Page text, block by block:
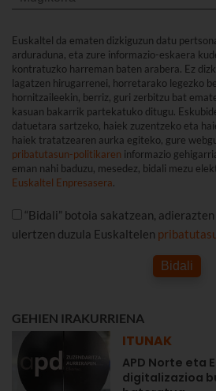
Euskaltel da ematen dizkiguzun datu
arduraduna, eta zure informazio-eskaera
kontratuzko harreman baten arabera. Ez
lagatzen hirugarrenei, horretarako legezko
hornitzaileekin, berriz, guri zerbitzu bat
kasuan bakarrik partekatuko ditugu.
datuetara sartzeko, haiek zuzentzeko eta
haiek tratatzearen aurka egiteko, gure
pribatutasun-politikaren informazio
eman nahi baduzu, mesedez, bidali mezu
Euskaltel Enpresasera.
“Bidali” botoia sakatzean,
ulertzen duzula Euskaltelen
Bidali
GEHIEN IRAKURRIENA
ITUNAK
APD Norte eta
digitalizazioa